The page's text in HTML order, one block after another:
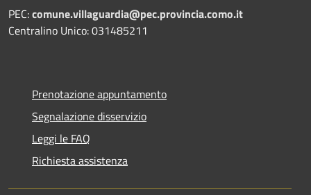
PEC:comune.villaguardia@pec.provincia.como.it
Centralino Unico: 031485211
Prenotazione appuntamento
Segnalazione disservizio
Leggi le FAQ
Richiesta assistenza